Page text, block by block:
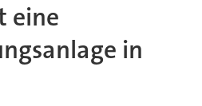
eine
in